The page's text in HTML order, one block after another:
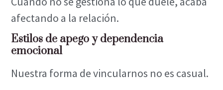
afectando a la relación.
Estilos de apego y dependencia
emocional
Nuestra forma de vincularnos no es casual.